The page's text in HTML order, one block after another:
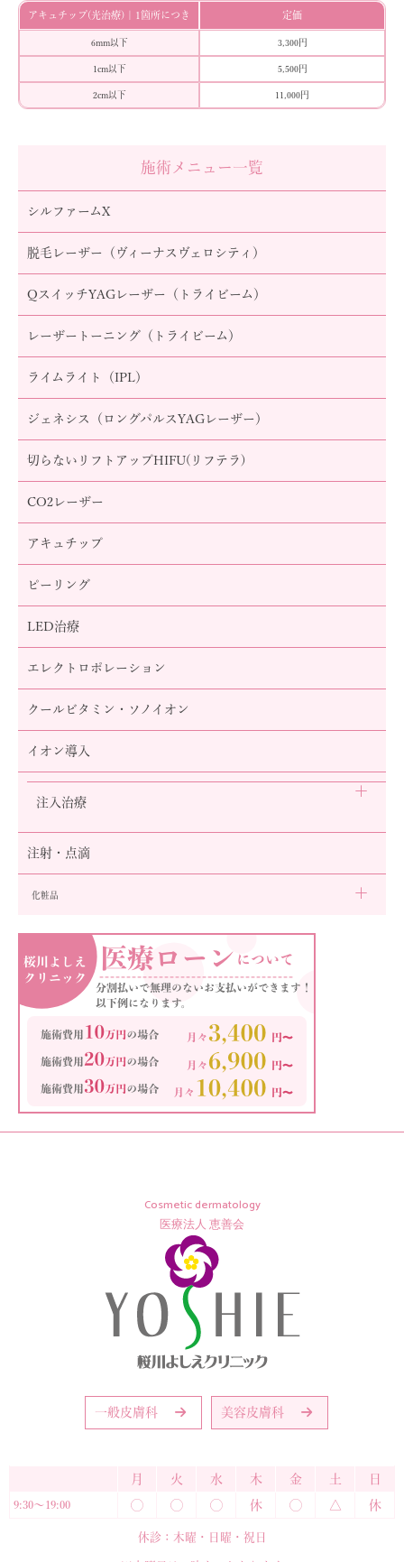
施術メニュー一覧
シルファームX
脱毛レーザー（ヴィーナスヴェロシティ）
QスイッチYAGレーザー（トライビーム）
レーザートーニング（トライビーム）
ライムライト（IPL）
ジェネシス（ロングパルスYAGレーザー）
切らないリフトアップHIFU(リフテラ)
CO2レーザー
アキュチップ
ピーリング
LED治療
エレクトロポレーション
クールビタミン・ソノイオン
イオン導入
注入治療
注射・点滴
化粧品
アキュチップ(光治療) | 1箇所につき 定価
6mm以下 3,300円
1cm以下 5,500円
2cm以下 11,000円
Cosmetic dermatology
医療法人 恵善会
一般皮膚科 美容皮膚科
月 火 水 木 金 土 日
9:30〜19:00 ◯ ◯ ◯ 休 ◯ △ 休
休診：木曜・日曜・祝日